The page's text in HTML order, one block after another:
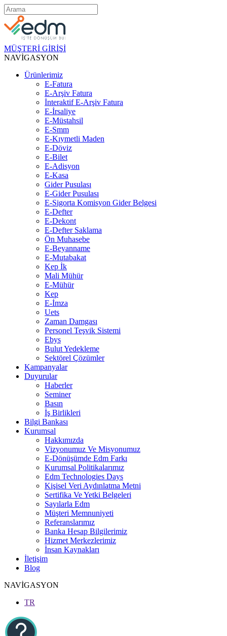
MÜŞTERİ GİRİŞİ
NAVİGASYON
Ürünlerimiz
E-Fatura
E-Arşiv Fatura
İnteraktif E-Arşiv Fatura
E-İrsaliye
E-Müstahsil
E-Smm
E-Kıymetli Maden
E-Döviz
E-Bilet
E-Adisyon
E-Kasa
Gider Pusulası
E-Gider Pusulası
E-Sigorta Komisyon Gider Belgesi
E-Defter
E-Dekont
E-Defter Saklama
Ön Muhasebe
E-Beyanname
E-Mutabakat
Kep İk
Mali Mühür
E-Mühür
Kep
E-İmza
Uets
Zaman Damgası
Personel Teşvik Sistemi
Ebys
Bulut Yedekleme
Sektörel Çözümler
Kampanyalar
Duyurular
Haberler
Seminer
Basın
İş Birlikleri
Bilgi Bankası
Kurumsal
Hakkımızda
Vizyonumuz Ve Misyonumuz
E-Dönüşümde Edm Farkı
Kurumsal Politikalarımız
Edm Technologies Days
Kişisel Veri Aydınlatma Metni
Sertifika Ve Yetki Belgeleri
Sayılarla Edm
Müşteri Memnuniyeti
Referanslarımız
Banka Hesap Bilgilerimiz
Hizmet Merkezlerimiz
İnsan Kaynakları
İletişim
Blog
NAVİGASYON
TR